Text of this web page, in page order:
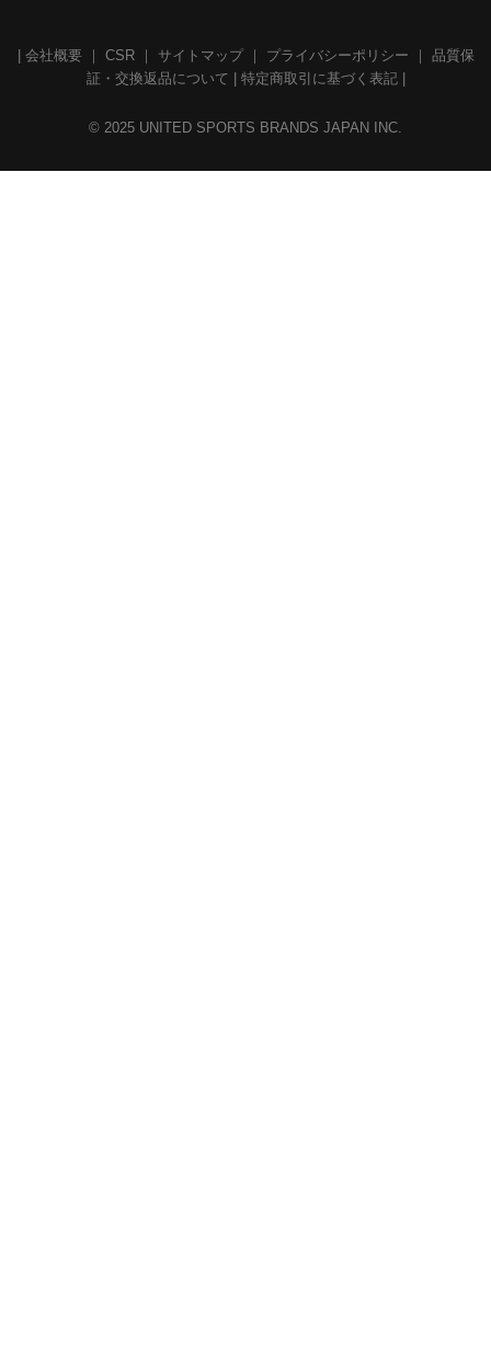
会社概要｜ CSR｜ サイトマップ｜ プライバシーポリシー
品質保
証・交換返品について
特定商取引に基づく表記
© 2025 UNITED SPORTS BRANDS JAPAN INC.